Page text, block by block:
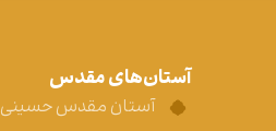
آستان‌های مقدس
آستان مقدس حسینی